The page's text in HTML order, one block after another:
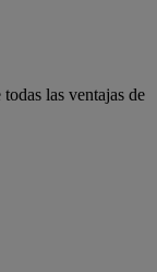
las ventajas de